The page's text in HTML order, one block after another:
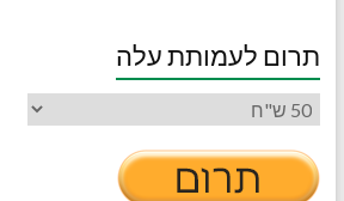
תרום לעמותת עלה